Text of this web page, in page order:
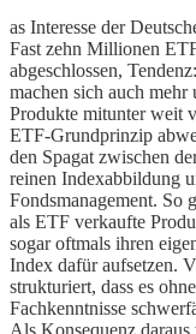
as Interesse der
Fast zehn Millionen
abgeschlossen,
machen sich auch mehr
Produkte mitunter weit
ETF-Grundprinzip
den Spagat zwischen
reinen Indexabbildung
Fondsmanagement. So
als ETF verkaufte
sogar oftmals ihren
Index dafür aufsetzen.
strukturiert, dass es ohne
Fachkenntnisse
Als Konsequenz